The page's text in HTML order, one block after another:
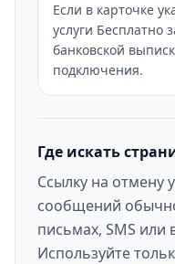
Если в карточке
услуги Бесплатно
банковской
подключения.
Где искать
Ссылку на отмену
сообщений
письмах, SMS или
Используйте